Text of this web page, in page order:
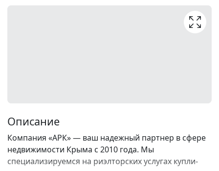
Описание
Компания «АРК» — ваш надежный партнер в сфере
недвижимости Крыма с 2010 года. Мы
специализируемся на риэлторских услугах купли-